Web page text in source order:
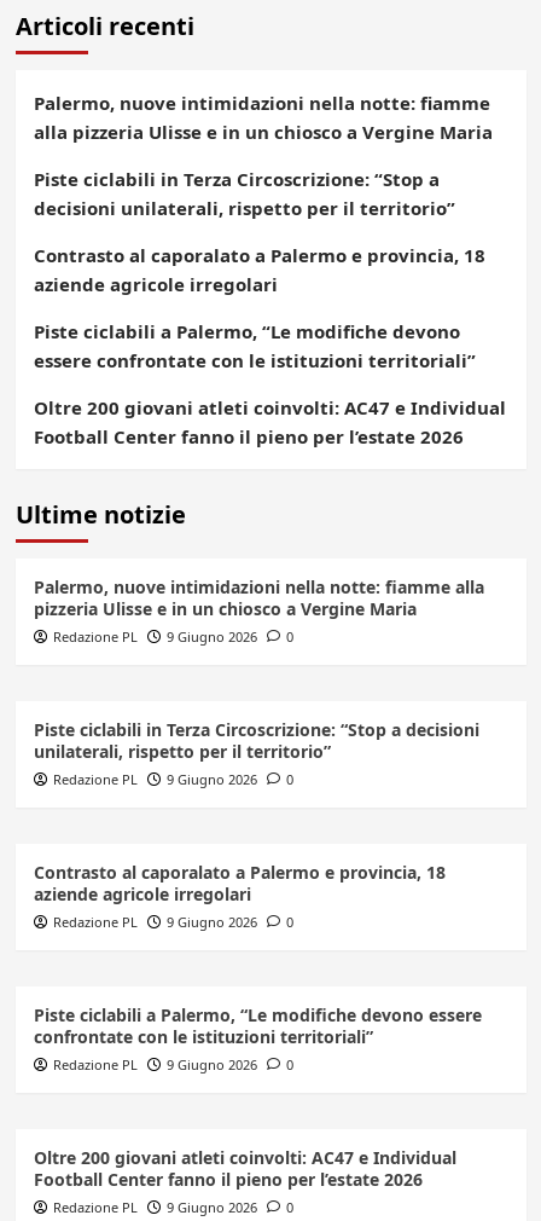
Articoli recenti
Palermo, nuove intimidazioni nella notte: fiamme
alla pizzeria Ulisse e in un chiosco a Vergine Maria
Piste ciclabili in Terza Circoscrizione: “Stop a
decisioni unilaterali, rispetto per il territorio”
Contrasto al caporalato a Palermo e provincia, 18
aziende agricole irregolari
Piste ciclabili a Palermo, “Le modifiche devono
essere confrontate con le istituzioni territoriali”
Oltre 200 giovani atleti coinvolti: AC47 e Individual
Football Center fanno il pieno per l’estate 2026
Ultime notizie
Palermo, nuove intimidazioni nella notte: fiamme alla
pizzeria Ulisse e in un chiosco a Vergine Maria
Redazione PL 9 Giugno 2026 0
Piste ciclabili in Terza Circoscrizione: “Stop a decisioni
unilaterali, rispetto per il territorio”
Redazione PL 9 Giugno 2026 0
Contrasto al caporalato a Palermo e provincia, 18
aziende agricole irregolari
Redazione PL 9 Giugno 2026 0
Piste ciclabili a Palermo, “Le modifiche devono essere
confrontate con le istituzioni territoriali”
Redazione PL 9 Giugno 2026 0
Oltre 200 giovani atleti coinvolti: AC47 e Individual
Football Center fanno il pieno per l’estate 2026
Redazione PL 9 Giugno 2026 0